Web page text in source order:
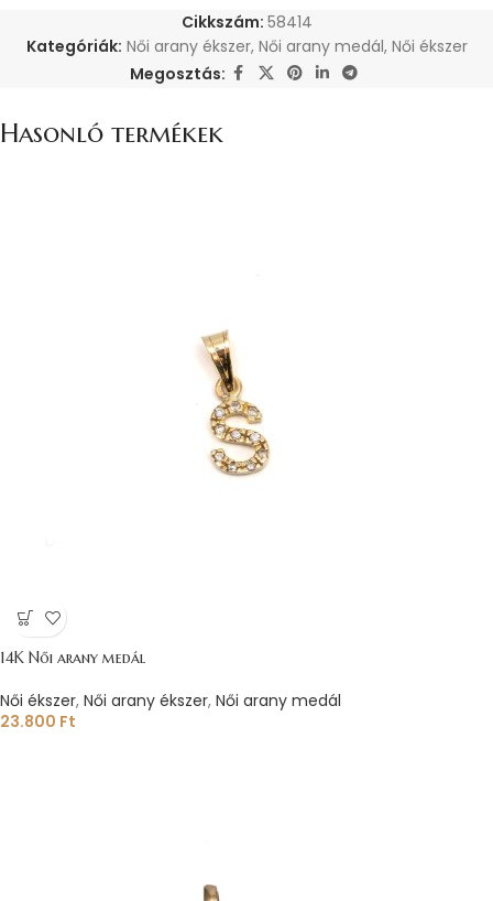
Cikkszám: 58414
Kategóriák: Női arany ékszer, Női arany medál, Női ékszer
Megosztás:
Hasonló termékek
14K Női arany medál
Női ékszer, Női arany ékszer, Női arany medál
23.800 Ft